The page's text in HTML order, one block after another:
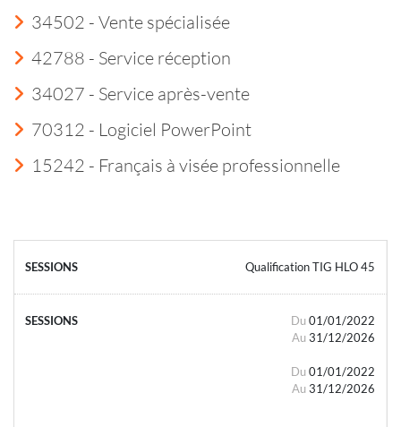
34502 - Vente spécialisée
42788 - Service réception
34027 - Service après-vente
70312 - Logiciel PowerPoint
15242 - Français à visée professionnelle
Qualification TIG HLO 45
Du 01/01/2022
Au 31/12/2026
Du 01/01/2022
Au 31/12/2026